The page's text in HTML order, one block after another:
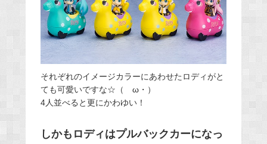
それぞれのイメージカラーにあわせたロディがと
ても可愛いですな☆（ゝω・）
4人並べると更にかわゆい！
しかもロディはプルバックカーになっ